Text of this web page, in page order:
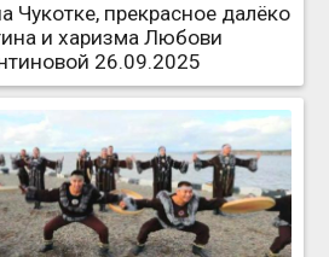
Чукотке, прекрасное далёко
и харизма Любови
26.09.2025